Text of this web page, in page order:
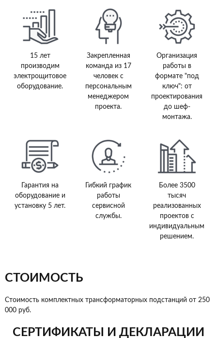
15 лет
производим
электрощитовое
оборудование.
Закрепленная
команда из 17
человек с
персональным
менеджером
проекта.
Организация
работы в
формате "под
ключ": от
проектирования
до шеф-
монтажа.
Гарантия на
оборудование и
установку 5 лет.
Гибкий график
работы
сервисной
службы.
Более 3500
тысяч
реализованных
проектов с
индивидуальным
решением.
СТОИМОСТЬ
Стоимость комплектных трансформаторных подстанций от 250
000 руб.
СЕРТИФИКАТЫ И ДЕКЛАРАЦИИ